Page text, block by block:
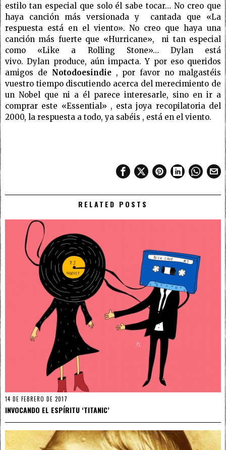
estilo tan especial que solo él sabe tocar… No creo que
haya canción más versionada y cantada que «La
respuesta está en el viento». No creo que haya una
canción más fuerte que «Hurricane», ni tan especial
como «Like a Rolling Stone»… Dylan está
vivo. Dylan produce, aún impacta. Y por eso queridos
amigos de Notodoesindie, por favor no malgastéis
vuestro tiempo discutiendo acerca del merecimiento de
un Nobel que ni a él parece interesarle, sino en ir a
comprar este «Essential» , esta joya recopilatoria del
2000, la respuesta a todo, ya sabéis , está en el viento.
RELATED POSTS
14 DE FEBRERO DE 2017
INVOCANDO EL ESPÍRITU ‘TITANIC’